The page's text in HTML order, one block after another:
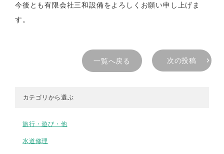
今後とも有限会社三和設備をよろしくお願い申し上げま
す。
一覧へ戻る 次の投稿
カテゴリから選ぶ
旅行・遊び・他
水道修理